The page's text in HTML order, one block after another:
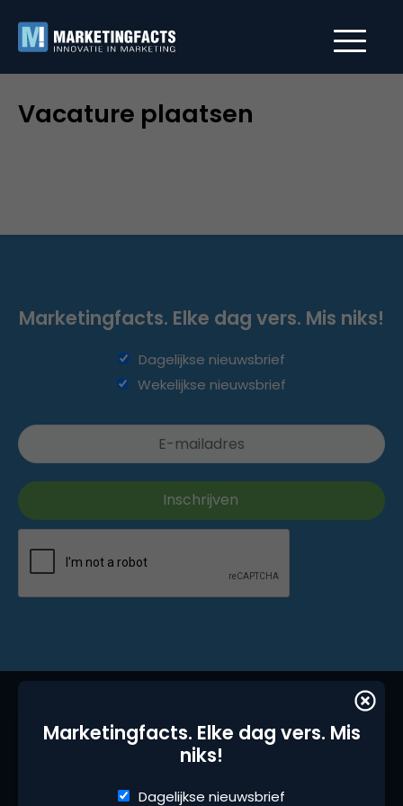
Vacature plaatsen
Marketingfacts. Elke dag vers. Mis
niks!
Dagelijkse nieuwsbrief
Marketingfacts. Elke dag vers. Mis niks!
Dagelijkse nieuwsbrief
Wekelijkse nieuwsbrief